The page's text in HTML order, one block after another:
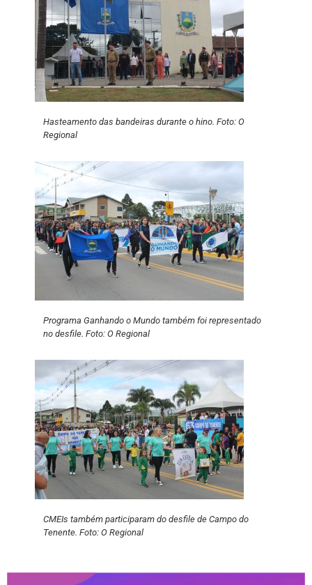
Hasteamento das bandeiras durante o hino. Foto: O
Regional
Programa Ganhando o Mundo também foi representado
no desfile. Foto: O Regional
CMEIs também participaram do desfile de Campo do
Tenente. Foto: O Regional